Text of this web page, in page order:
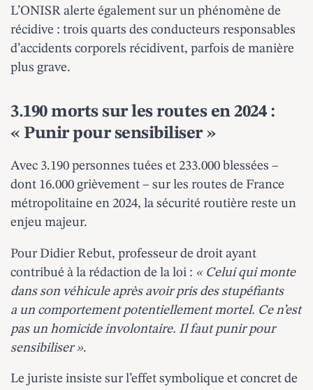
L’ONISR alerte également sur un phénomène de
récidive : trois quarts des conducteurs responsables
d’accidents corporels récidivent, parfois de manière
plus grave.
3.190 morts sur les routes en 2024 :
« Punir pour sensibiliser »
Avec 3.190 personnes tuées et 233.000 blessées –
dont 16.000 grièvement – sur les routes de France
métropolitaine en 2024, la sécurité routière reste un
enjeu majeur.
Pour Didier Rebut, professeur de droit ayant
contribué à la rédaction de la loi : « Celui qui monte
dans son véhicule après avoir pris des stupéfiants
a un comportement potentiellement mortel. Ce n’est
pas un homicide involontaire. Il faut punir pour
sensibiliser ».
Le juriste insiste sur l’effet symbolique et concret de